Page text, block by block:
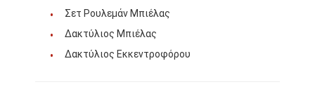
Μέρη μηχανών Hino
Σετ Ρουλεμάν Μπιέλας
Δακτύλιος Μπιέλας
Δακτύλιος Εκκεντροφόρου